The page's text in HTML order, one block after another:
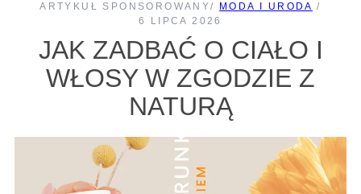
ARTYKUŁ SPONSOROWANY/ MODA I URODA /
6 LIPCA 2026
JAK ZADBAĆ O CIAŁO I
WŁOSY W ZGODZIE Z
NATURĄ